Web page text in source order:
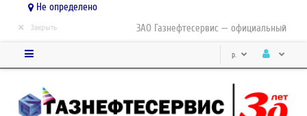
Не определено
ЗАО Газнефтесервис — официальный
× Закрыть
р.